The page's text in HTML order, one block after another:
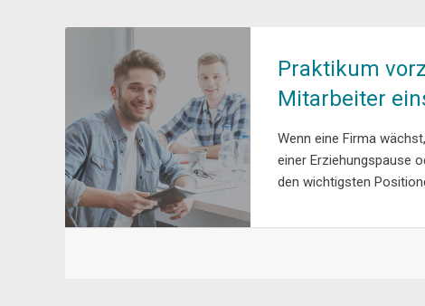
Praktikum
Mitarbeiter
Wenn eine Firma
einer Erziehungspause
den wichtigsten